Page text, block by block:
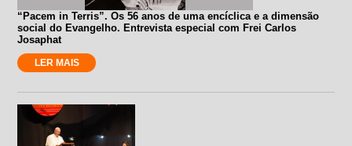
“Pacem in Terris”. Os 56 anos de uma encíclica e a dimensão
social do Evangelho. Entrevista especial com Frei Carlos
Josaphat
LER MAIS